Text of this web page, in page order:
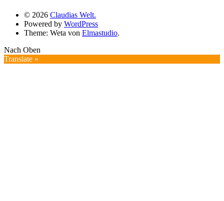
© 2026 Claudias Welt.
Powered by WordPress
Theme: Weta von Elmastudio.
Nach Oben
Translate »